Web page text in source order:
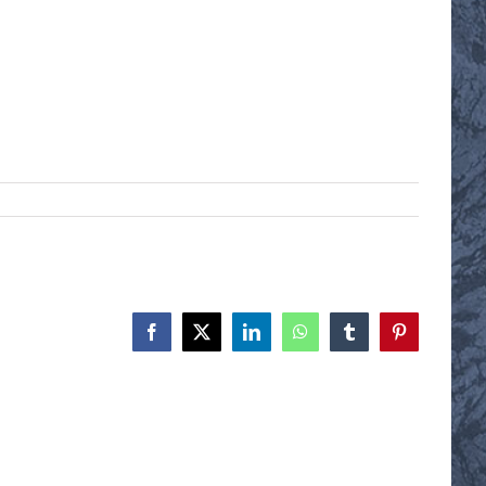
Facebook
X LinkedInWhatsAppTumblrPinterest